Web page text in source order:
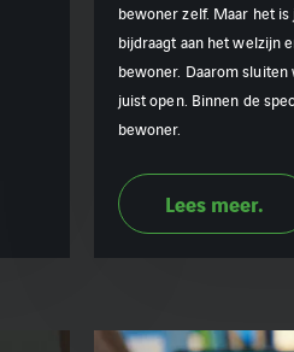
bewoner zelf. Maar het
bijdraagt aan het welzijn
bewoner. Daarom
juist open. Binnen de
bewoner.
Lees meer.